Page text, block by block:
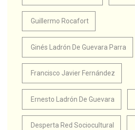
Guillermo Rocafort
Ginés Ladrón De Guevara Parra
Francisco Javier Fernández
Ernesto Ladrón De Guevara
Desperta Red Sociocultural